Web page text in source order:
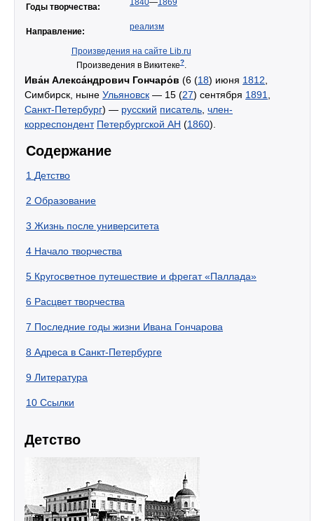
Годы творчества: 1840—1869
Направление: реализм
Произведения на сайте Lib.ru
Произведения в Викитеке?.
Ива́н Алекса́ндрович Гончаро́в (6 (18) июня 1812
Симбирск, ныне Ульяновск — 15 (27) сентября 1891
Санкт-Петербург) — русский писатель член-
корреспондент Петербургской АН (1860).
Содержание
1 Детство
2 Образование
3 Жизнь после университета
4 Начало творчества
5 Кругосветное путешествие и фрегат «Паллада»
6 Расцвет творчества
7 Последние годы жизни Ивана Гончарова
8 Адреса в Санкт-Петербурге
9 Литература
10 Ссылки
Детство